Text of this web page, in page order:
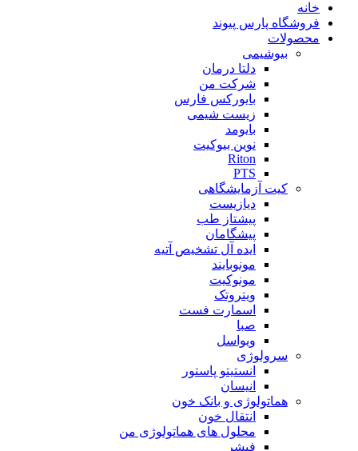
خانه
فروشگاه پارس پیوند
محصولات
بیوشیمی
دلتا درمان
شرکت من
بایورکس فارس
زیست شیمی
بایومد
نوین بیوکیت
Riton
PTS
کیت آزمایشگاهی
دیازیست
پیشتاز طب
پیشگامان
ایده آل تشخیص آتیه
مونوبایند
مونوکیت
ویتروتک
اسمارت فست
صبا
ویواسل
سرولوژی
انستیتو پاستور
انیسان
هماتولوژی و بانک خون
انتقال خون
محلول های هماتولوژی من
فیشر